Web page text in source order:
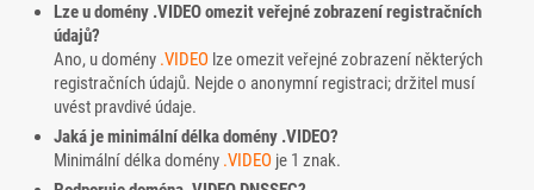
Lze u domény .VIDEO omezit veřejné zobrazení registračních
údajů?
Ano, u domény .VIDEO lze omezit veřejné zobrazení některých
registračních údajů. Nejde o anonymní registraci; držitel musí
uvést pravdivé údaje.
Jaká je minimální délka domény .VIDEO?
Minimální délka domény .VIDEO je 1 znak.